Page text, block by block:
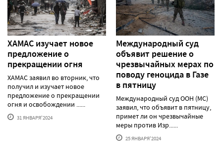
ХАМАС изучает новое
предложение о
прекращении огня
ХАМАС заявил во вторник, что
получил и изучает новое
предложение о прекращении
огня и освобождении ......
31 ЯНВАРЯ'2024
Международный суд
объявит решение о
чрезвычайных мерах по
поводу геноцида в Газе
в пятницу
Международный суд ООН (МС)
заявил, что объявит в пятницу,
примет ли он чрезвычайные
меры против Изр......
25 ЯНВАРЯ'2024